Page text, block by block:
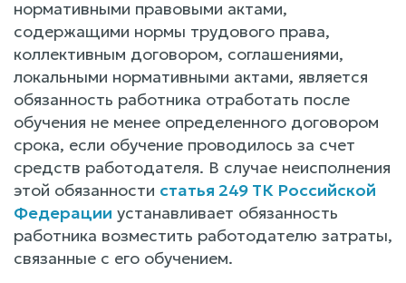
нормативными правовыми актами,
содержащими нормы трудового права,
коллективным договором, соглашениями,
локальными нормативными актами, является
обязанность работника отработать после
обучения не менее определенного договором
срока, если обучение проводилось за счет
средств работодателя. В случае неисполнения
этой обязанности статья 249 ТК Российской
Федерации устанавливает обязанность
работника возместить работодателю затраты,
связанные с его обучением.